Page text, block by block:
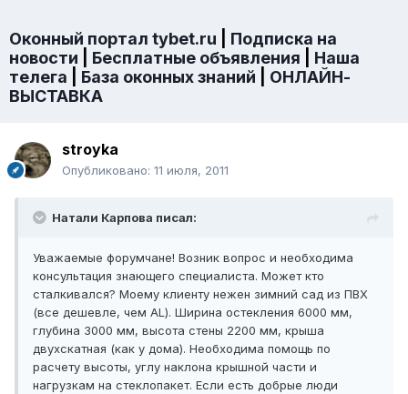
Оконный портал tybet.ru
Подписка на
новости
Бесплатные объявления
Наша
телега
База оконных знаний
ОНЛАЙН-
ВЫСТАВКА
stroyka
Опубликовано: 11 июля, 2011
Натали Карпова писал:
Уважаемые форумчане! Возник вопрос и необходима
консультация знающего специалиста. Может кто
сталкивался? Моему клиенту нежен зимний сад из ПВХ
(все дешевле, чем AL). Ширина остекления 6000 мм,
глубина 3000 мм, высота стены 2200 мм, крыша
двухскатная (как у дома). Необходима помощь по
расчету высоты, углу наклона крышной части и
нагрузкам на стеклопакет. Если есть добрые люди